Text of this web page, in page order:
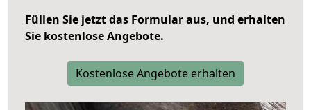
Füllen Sie jetzt das Formular aus, und erhalten
Sie kostenlose Angebote.
Kostenlose Angebote erhalten